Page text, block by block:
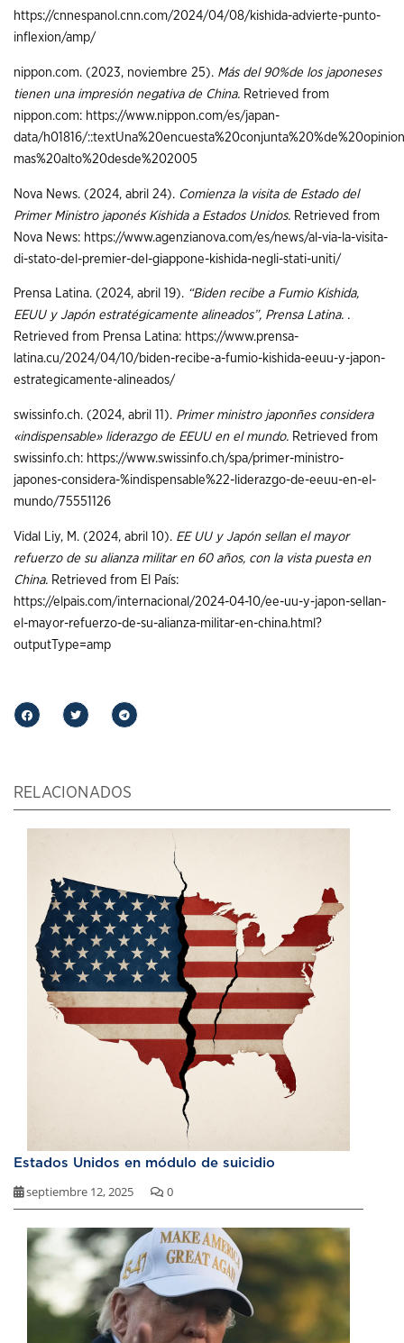
https://cnnespanol.cnn.com/2024/04/08/kishida-advierte-punto-
inflexion/amp/
nippon.com. (2023, noviembre 25). Más del 90%de los japoneses
tienen una impresión negativa de China. Retrieved from
nippon.com: https://www.nippon.com/es/japan-
data/h01816/
mas%20alto%20desde%202005
Nova News. (2024, abril 24). Comienza la visita de Estado del
Primer Ministro japonés Kishida a Estados Unidos. Retrieved from
Nova News: https://www.agenzianova.com/es/news/al-via-la-visita-
di-stato-del-premier-del-giappone-kishida-negli-stati-uniti/
Prensa Latina. (2024, abril 19). “Biden recibe a Fumio Kishida,
EEUU y Japón estratégicamente alineados”, Prensa Latina. .
Retrieved from Prensa Latina: https://www.prensa-
latina.cu/2024/04/10/biden-recibe-a-fumio-kishida-eeuu-y-japon-
estrategicamente-alineados/
swissinfo.ch. (2024, abril 11). Primer ministro japonñes considera
«indispensable» liderazgo de EEUU en el mundo. Retrieved from
swissinfo.ch: https://www.swissinfo.ch/spa/primer-ministro-
japones-considera-%indispensable%22-liderazgo-de-eeuu-en-el-
mundo/75551126
Vidal Liy, M. (2024, abril 10). EE UU y Japón sellan el mayor
refuerzo de su alianza militar en 60 años, con la vista puesta en
China. Retrieved from El País:
https://elpais.com/internacional/2024-04-10/ee-uu-y-japon-sellan-
el-mayor-refuerzo-de-su-alianza-militar-en-china.html?
outputType=amp
RELACIONADOS
Estados Unidos en módulo de suicidio
septiembre 12, 2025 0